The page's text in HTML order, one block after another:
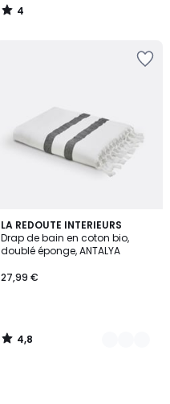
4
/
LA REDOUTE INTERIEURS
Drap de bain en coton bio,
doublé éponge, ANTALYA
27,99 €
4,8
/ 5
3
Couleurs
4,8
/